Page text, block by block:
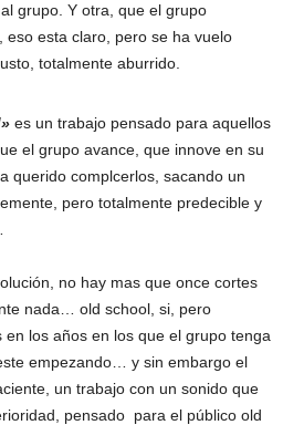
grupo. Y otra, que el grupo
eso esta claro, pero se ha vuelo
totalmente aburrido.
es un trabajo pensado para aquellos
el grupo avance, que innove en su
a querido complcerlos, sacando un
pero totalmente predecible y
no hay mas que once cortes
nada… old school, si, pero
los años en los que el grupo tenga
empezando… y sin embargo el
un trabajo con un sonido que
pensado para el público old